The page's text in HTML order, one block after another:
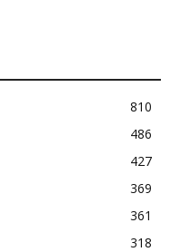
810
486
427
369
361
318